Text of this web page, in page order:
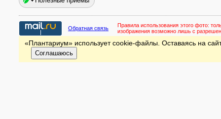
Обратная связь Правила использования этого фото:
изображения возможно лишь с
«Плантариум» использует cookie-файлы. Оставаясь на
Соглашаюсь